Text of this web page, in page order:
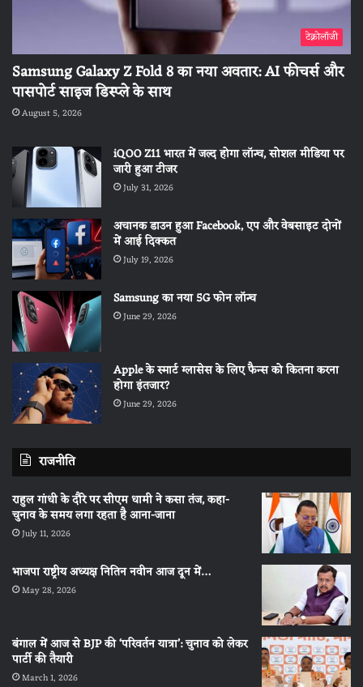
टेक्नोलॉजी
Samsung Galaxy Z Fold 8 का नया अवतार: AI फीचर्स और
पासपोर्ट साइज डिस्प्ले के साथ
August 5, 2026
iQOO Z11 भारत में जल्द होगा लॉन्च, सोशल मीडिया पर
जारी हुआ टीजर
July 31, 2026
अचानक डाउन हुआ Facebook, एप और वेबसाइट दोनों
में आई दिक्कत
July 19, 2026
Samsung का नया 5G फोन लॉन्च
June 29, 2026
Apple के स्मार्ट ग्लासेस के लिए फैन्स को कितना करना
होगा इंतजार?
June 29, 2026
राजनीति
राहुल गांधी के दौरे पर सीएम धामी ने कसा तंज, कहा-
चुनाव के समय लगा रहता है आना-जाना
July 11, 2026
भाजपा राष्ट्रीय अध्यक्ष नितिन नवीन आज दून में…
May 28, 2026
बंगाल में आज से BJP की ‘परिवर्तन यात्रा’: चुनाव को लेकर
पार्टी की तैयारी
March 1, 2026